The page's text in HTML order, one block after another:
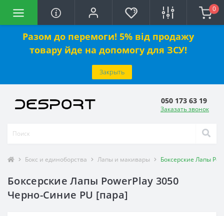
Разом до перемоги! 5% від продажу
товару йде на допомогу для ЗСУ!
Закрыть
0
050 173 63 19
Заказать звонок
Бокс и единоборства Лапы и макивары Боксерские Лапы
Боксерские Лапы PowerPlay 3050
Черно-Синие PU [пара]